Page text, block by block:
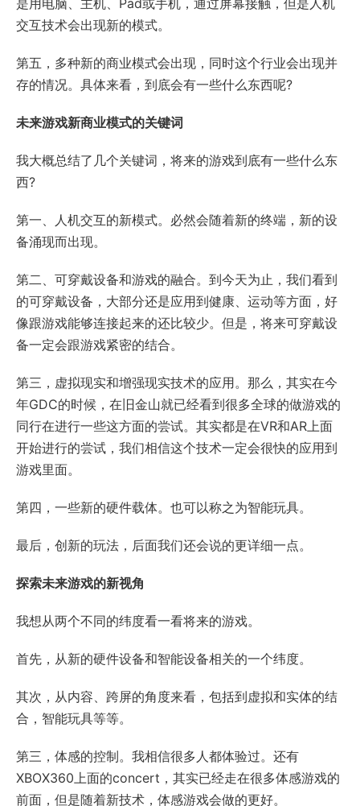
是用电脑、主机、Pad或手机，通过屏幕接触，但是人机
交互技术会出现新的模式。
第五，多种新的商业模式会出现，同时这个行业会出现并
存的情况。具体来看，到底会有一些什么东西呢?
未来游戏新商业模式的关键词
我大概总结了几个关键词，将来的游戏到底有一些什么东
西?
第一、人机交互的新模式。必然会随着新的终端，新的设
备涌现而出现。
第二、可穿戴设备和游戏的融合。到今天为止，我们看到
的可穿戴设备，大部分还是应用到健康、运动等方面，好
像跟游戏能够连接起来的还比较少。但是，将来可穿戴设
备一定会跟游戏紧密的结合。
第三，虚拟现实和增强现实技术的应用。那么，其实在今
年GDC的时候，在旧金山就已经看到很多全球的做游戏的
同行在进行一些这方面的尝试。其实都是在VR和AR上面
开始进行的尝试，我们相信这个技术一定会很快的应用到
游戏里面。
第四，一些新的硬件载体。也可以称之为智能玩具。
最后，创新的玩法，后面我们还会说的更详细一点。
探索未来游戏的新视角
我想从两个不同的纬度看一看将来的游戏。
首先，从新的硬件设备和智能设备相关的一个纬度。
其次，从内容、跨屏的角度来看，包括到虚拟和实体的结
合，智能玩具等等。
第三，体感的控制。我相信很多人都体验过。还有
XBOX360上面的concert，其实已经走在很多体感游戏的
前面，但是随着新技术，体感游戏会做的更好。